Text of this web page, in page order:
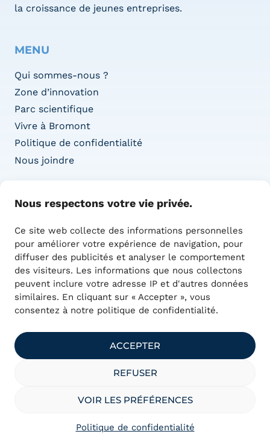
Nous respectons votre vie privée.
Ce site web collecte des informations personnelles
pour améliorer votre expérience de navigation, pour
diffuser des publicités et analyser le comportement
des visiteurs. Les informations que nous collectons
peuvent inclure votre adresse IP et d'autres données
similaires. En cliquant sur « Accepter », vous
consentez à notre politique de confidentialité.
ACCEPTER
REFUSER
VOIR LES PRÉFÉRENCES
Politique de confidentialité
la croissance de jeunes entreprises.
MENU
Qui sommes-nous ?
Zone d’innovation
Parc scientifique
Vivre à Bromont
Politique de confidentialité
Nous joindre
1415 Boul. de l’Innovation,
Bureau 100
Bromont, QC J2L 0L4
450 390-0393
communications@technumquebec.ca